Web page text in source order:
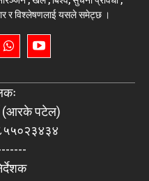
र विश्लेषणलाई यसले समेट्छ ।
(आरके पटेल)